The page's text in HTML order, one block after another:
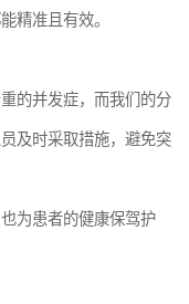
精准且有效。
的并发症，而我们的分
及时采取措施，避免突
为患者的健康保驾护